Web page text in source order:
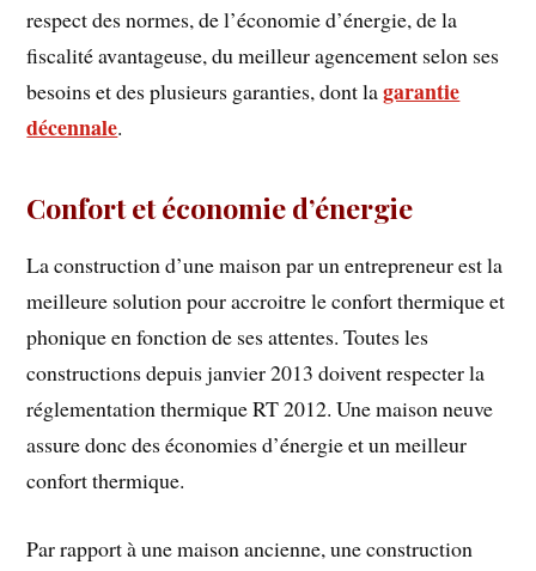
respect des normes, de l’économie d’énergie, de la
fiscalité avantageuse, du meilleur agencement selon ses
besoins et des plusieurs garanties, dont lagarantie
décennale.
Confort et économie d’énergie
La construction d’une maison par un entrepreneur est la
meilleure solution pour accroitre le confort thermique et
phonique en fonction de ses attentes. Toutes les
constructions depuis janvier 2013 doivent respecter la
réglementation thermique RT 2012. Une maison neuve
assure donc des économies d’énergie et un meilleur
confort thermique.
Par rapport à une maison ancienne, une construction